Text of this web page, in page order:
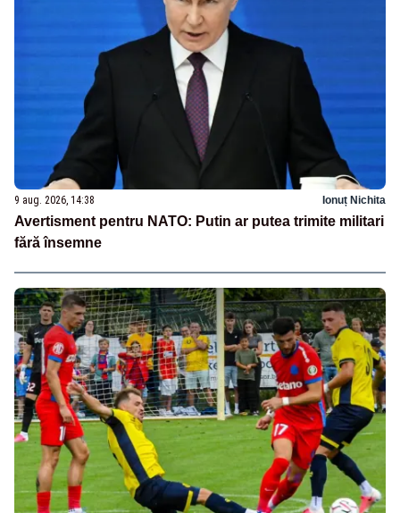
9 aug. 2026, 14:38 Ionuț Nichita
Avertisment pentru NATO: Putin ar putea trimite militari
fără însemne